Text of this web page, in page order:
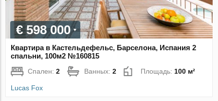
€ 598 000
Квартира в Кастельдефельс, Барселона, Испания 2
спальни, 100м2 №160815
Спален:2 Ванных:2 Площадь: 100 м²
Lucas Fox